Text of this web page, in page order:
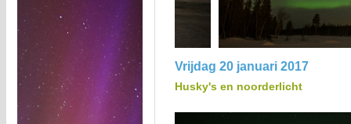
Vrijdag 20 januari 2017
Husky's en noorderlicht